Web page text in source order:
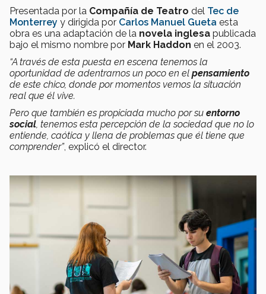
Presentada por la Compañía de Teatro del Tec de
Monterrey y dirigida por Carlos Manuel Gueta esta
obra es una adaptación de la novela inglesa publicada
bajo el mismo nombre por Mark Haddon en el 2003.
“A través de esta puesta en escena tenemos la
oportunidad de adentrarnos un poco en el pensamiento
de este chico, donde por momentos vemos la situación
real que él vive.
Pero que también es propiciada mucho por su entorno
social , tenemos esta percepción de la sociedad que no lo
entiende, caótica y llena de problemas que él tiene que
comprender”, explicó el director.